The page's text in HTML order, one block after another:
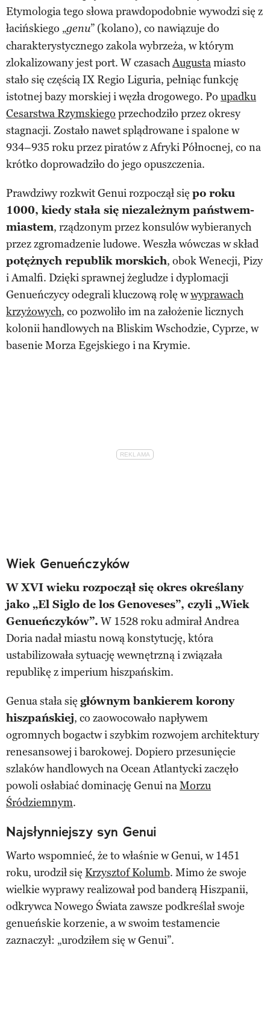
Etymologia tego słowa prawdopodobnie wywodzi się z
łacińskiego „genu” (kolano), co nawiązuje do
charakterystycznego zakola wybrzeża, w którym
zlokalizowany jest port. W czasachAugustamiasto
stało się częścią IX Regio Liguria, pełniąc funkcję
istotnej bazy morskiej i węzła drogowego. Po upadku
Cesarstwa Rzymskiego przechodziło przez okresy
stagnacji. Zostało nawet splądrowane i spalone w
934–935 roku przez piratów z Afryki Północnej, co na
krótko doprowadziło do jego opuszczenia.
Prawdziwy rozkwit Genui rozpoczął się po roku
1000, kiedy stała się niezależnym państwem-
miastem, rządzonym przez konsulów wybieranych
przez zgromadzenie ludowe. Weszła wówczas w skład
potężnych republik morskich, obok Wenecji, Pizy
i Amalfi. Dzięki sprawnej żegludze i dyplomacji
Genueńczycy odegrali kluczową rolę wwyprawach
krzyżowych, co pozwoliło im na założenie licznych
kolonii handlowych na Bliskim Wschodzie, Cyprze, w
basenie Morza Egejskiego i na Krymie.
Wiek Genueńczyków
W XVI wieku rozpoczął się okres określany
jako „El Siglo de los Genoveses”, czyli „Wiek
Genueńczyków”. W 1528 roku admirał Andrea
Doria nadał miastu nową konstytucję, która
ustabilizowała sytuację wewnętrzną i związała
republikę z imperium hiszpańskim.
Genua stała się głównym bankierem korony
hiszpańskiej, co zaowocowało napływem
ogromnych bogactw i szybkim rozwojem architektury
renesansowej i barokowej. Dopiero przesunięcie
szlaków handlowych na Ocean Atlantycki zaczęło
powoli osłabiać dominację Genui naMorzu
Śródziemnym.
Najsłynniejszy syn Genui
Warto wspomnieć, że to właśnie w Genui, w 1451
roku, urodził się Krzysztof Kolumb. Mimo że swoje
wielkie wyprawy realizował pod banderą Hiszpanii,
odkrywca Nowego Świata zawsze podkreślał swoje
genueńskie korzenie, a w swoim testamencie
zaznaczył: „urodziłem się w Genui”.